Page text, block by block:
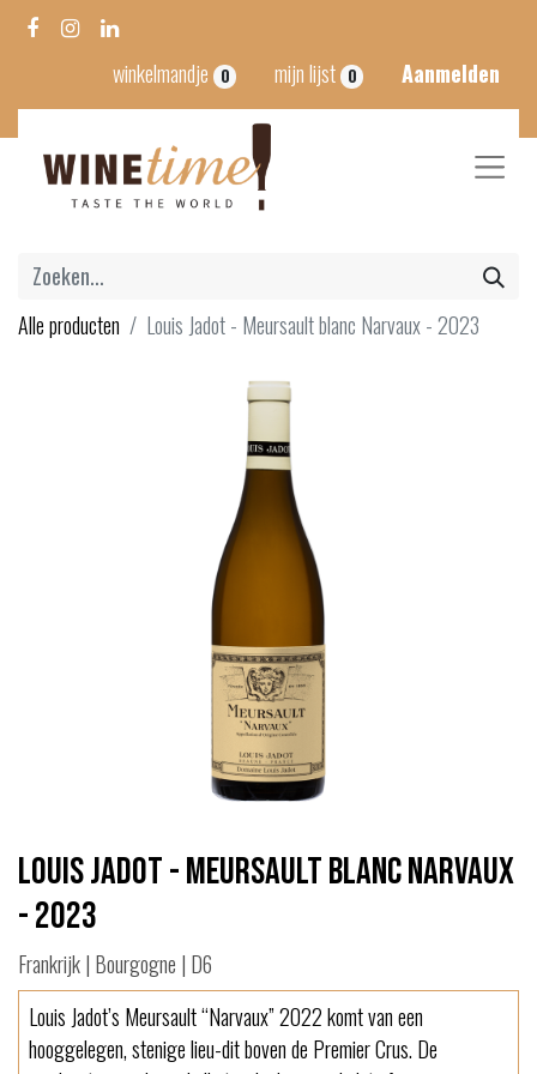
winkelmandje 0 mijn lijst 0 Aanmelden
Alle producten Louis Jadot - Meursault blanc Narvaux - 2023
Louis Jadot - Meursault blanc Narvaux
- 2023
Frankrijk | Bourgogne | D6
Louis Jadot’s Meursault “Narvaux” 2022 komt van een
hooggelegen, stenige lieu-dit boven de Premier Crus. De